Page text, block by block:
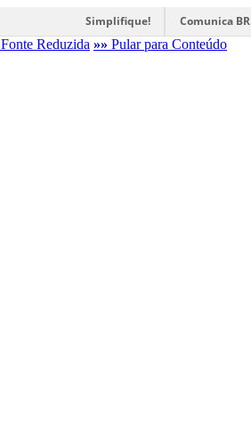
Simplifique! Comunica BR
Fonte Reduzida »» Pular para Conteúdo